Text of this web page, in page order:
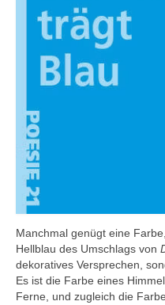
Manchmal genügt eine
Hellblau des Umschlags von
dekoratives Versprechen,
Es ist die Farbe eines
Ferne, und zugleich die